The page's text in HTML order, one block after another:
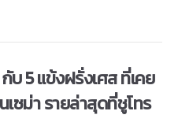
บ 5 แข้งฝรั่งเศส ที่เคย
เซม่า รายล่าสุดที่ชูโทร